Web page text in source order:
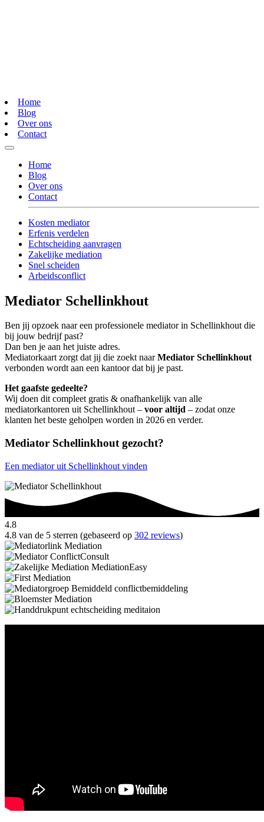
Home
Blog
Over ons
Contact
Home
Blog
Over ons
Contact
Kosten mediator
Erfenis verdelen
Echtscheiding aanvragen
Zakelijke mediation
Snel scheiden
Arbeidsconflict
Mediator Schellinkhout
Ben jij opzoek naar een professionele mediator in Schellinkhout die
bij jouw bedrijf past?
Dan ben je aan het juiste adres.
Mediatorkaart zorgt dat jij die zoekt naarMediator Schellinkhout
verbonden wordt aan een kantoor dat bij je past.
Het gaafste gedeelte?
Wij doen dit compleet gratis & onafhankelijk van alle
mediatorkantoren uit Schellinkhout – voor altijd – zodat onze
klanten het beste geholpen worden in 2026 en verder.
Mediator Schellinkhout gezocht?
Een mediator uit Schellinkhout vinden
4.8
4.8 van de 5 sterren (gebaseerd op 302 reviews)